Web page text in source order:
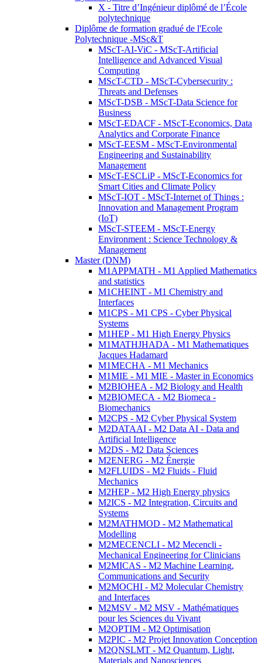
X - Titre d’Ingénieur diplômé de l’École
polytechnique
Diplôme de formation gradué de l'Ecole
Polytechnique -MSc&T
MScT-AI-ViC - MScT-Artificial
Intelligence and Advanced Visual
Computing
MScT-CTD - MScT-Cybersecurity :
Threats and Defenses
MScT-DSB - MScT-Data Science for
Business
MScT-EDACF - MScT-Economics, Data
Analytics and Corporate Finance
MScT-EESM - MScT-Environmental
Engineering and Sustainability
Management
MScT-ESCLiP - MScT-Economics for
Smart Cities and Climate Policy
MScT-IOT - MScT-Internet of Things :
Innovation and Management Program
(IoT)
MScT-STEEM - MScT-Energy
Environment : Science Technology &
Management
Master (DNM)
M1APPMATH - M1 Applied Mathematics
and statistics
M1CHEINT - M1 Chemistry and
Interfaces
M1CPS - M1 CPS - Cyber Physical
Systems
M1HEP - M1 High Energy Physics
M1MATHJHADA - M1 Mathematiques
Jacques Hadamard
M1MECHA - M1 Mechanics
M1MIE - M1 MIE - Master in Economics
M2BIOHEA - M2 Biology and Health
M2BIOMECA - M2 Biomeca -
Biomechanics
M2CPS - M2 Cyber Physical System
M2DATAAI - M2 Data AI - Data and
Artificial Intelligence
M2DS - M2 Data Sciences
M2ENERG - M2 Énergie
M2FLUIDS - M2 Fluids - Fluid
Mechanics
M2HEP - M2 High Energy physics
M2ICS - M2 Integration, Circuits and
Systems
M2MATHMOD - M2 Mathematical
Modelling
M2MECENCLI - M2 Mecencli -
Mechanical Engineering for Clinicians
M2MICAS - M2 Machine Learning,
Communications and Security
M2MOCHI - M2 Molecular Chemistry
and Interfaces
M2MSV - M2 MSV - Mathématiques
pour les Sciences du Vivant
M2OPTIM - M2 Optimisation
M2PIC - M2 Projet Innovation Conception
M2QNSLMT - M2 Quantum, Light,
Materials and Nanosciences